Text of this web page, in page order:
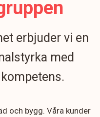
erbjuder vi en
med
och bygg. Våra kunder